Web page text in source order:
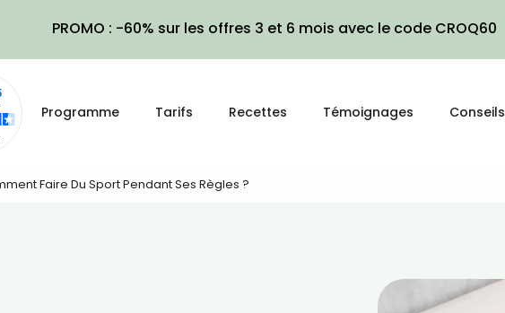
PROMO : -60% sur les offres 3 et 6 mois avec le code CROQ60
Programme Tarifs Recettes Témoignages Conseils
Faire Du Sport Pendant Ses Règles ?